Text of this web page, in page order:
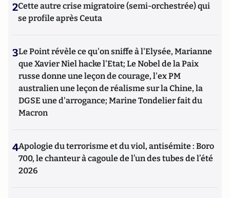
2Cette autre crise migratoire (semi-orchestrée) qui
se profile après Ceuta
3Le Point révèle ce qu'on sniffe à l'Elysée, Marianne
que Xavier Niel hacke l'Etat; Le Nobel de la Paix
russe donne une leçon de courage, l'ex PM
australien une leçon de réalisme sur la Chine, la
DGSE une d'arrogance; Marine Tondelier fait du
Macron
4Apologie du terrorisme et du viol, antisémite : Boro
700, le chanteur à cagoule de l’un des tubes de l’été
2026